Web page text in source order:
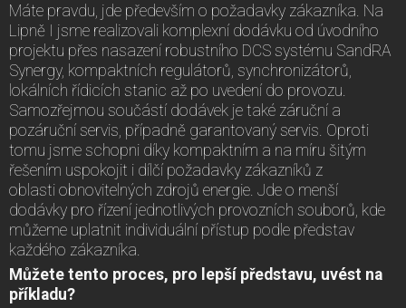
Máte pravdu, jde především o požadavky zákazníka. Na
Lipně I jsme realizovali komplexní dodávku od úvodního
projektu přes nasazení robustního DCS systému SandRA
Synergy, kompaktních regulátorů, synchronizátorů,
lokálních řídicích stanic až po uvedení do provozu.
Samozřejmou součástí dodávek je také záruční a
pozáruční servis, případně garantovaný servis. Oproti
tomu jsme schopni díky kompaktním a na míru šitým
řešením uspokojit i dílčí požadavky zákazníků z
oblasti obnovitelných zdrojů energie. Jde o menší
dodávky pro řízení jednotlivých provozních souborů, kde
můžeme uplatnit individuální přístup podle představ
každého zákazníka.
Můžete tento proces, pro lepší představu, uvést na
příkladu?